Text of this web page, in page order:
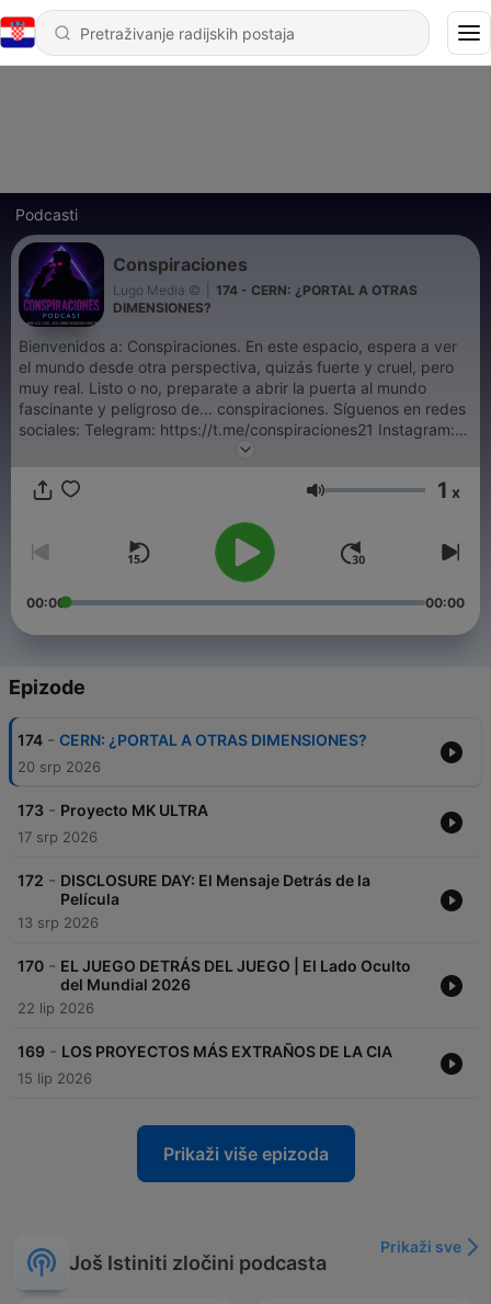
Podcasti
Conspiraciones
Lugo Media ©
174 - CERN: ¿PORTAL A OTRAS
DIMENSIONES?
Bienvenidos a: Conspiraciones. En este espacio, espera a ver
el mundo desde otra perspectiva, quizás fuerte y cruel, pero
muy real. Listo o no, preparate a abrir la puerta al mundo
fascinante y peligroso de... conspiraciones. Síguenos en redes
sociales: Telegram: ⁠⁠⁠⁠⁠⁠https://t.me/conspiraciones21 Instagram:
⁠⁠⁠⁠⁠⁠https://instagram.com/conspiraciones21⁠⁠⁠⁠⁠⁠ Youtube:
https://linktr.ee/conspiraciones Si deseas contribuir a nuestro
https://www.patreon.com/conspiraciones21
Glasnoća 1 x
00:00 00:00
Epizode
174 - CERN: ¿PORTAL A OTRAS DIMENSIONES?
20 srp 2026
173 - Proyecto MK ULTRA
17 srp 2026
172 - DISCLOSURE DAY: El Mensaje Detrás de la
Película
13 srp 2026
170 - EL JUEGO DETRÁS DEL JUEGO | El Lado Oculto
del Mundial 2026
22 lip 2026
169 - LOS PROYECTOS MÁS EXTRAÑOS DE LA CIA
15 lip 2026
Prikaži više epizoda
Još Istiniti zločini podcasta
Prikaži sve